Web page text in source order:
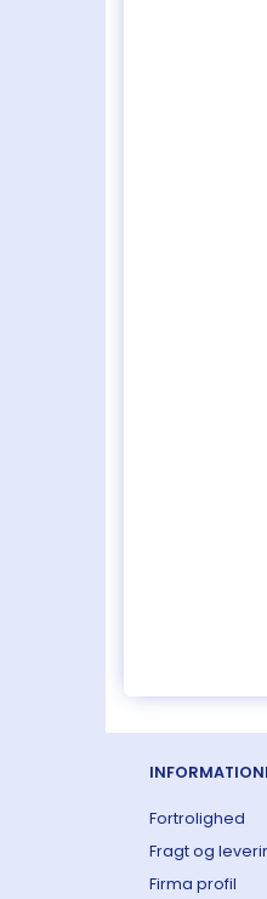
Fortrolighed
Fragt og
Firma profil